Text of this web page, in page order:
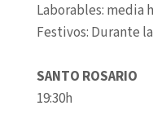
Laborables: media
Festivos: Durante
SANTO ROSARIO
19:30h